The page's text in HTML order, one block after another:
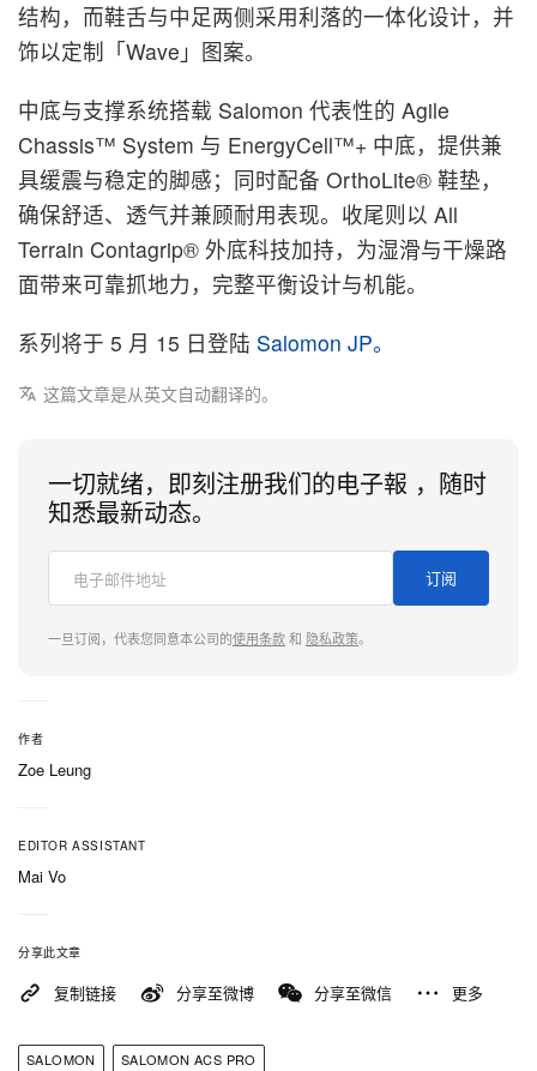
结构，而鞋舌与中足两侧采用利落的一体化设计，并
饰以定制「Wave」图案。
中底与支撑系统搭载 Salomon 代表性的 Agile
Chassis™ System 与 EnergyCell™+ 中底，提供兼
具缓震与稳定的脚感；同时配备 OrthoLite® 鞋垫，
确保舒适、透气并兼顾耐用表现。收尾则以 All
Terrain Contagrip® 外底科技加持，为湿滑与干燥路
面带来可靠抓地力，完整平衡设计与机能。
系列将于 5 月 15 日登陆 Salomon JP。
这篇文章是从英文自动翻译的。
一切就绪，即刻注册我们的电子報 ，随时
知悉最新动态。
订阅
一旦订阅，代表您同意本公司的使用条款和 隐私政策。
作者
Zoe Leung
EDITOR ASSISTANT
Mai Vo
分享此文章
复制链接 分享至微博 分享至微信 更多
SALOMON SALOMON ACS PRO